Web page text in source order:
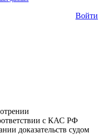
Войти
с КАС РФ
доказательств судом